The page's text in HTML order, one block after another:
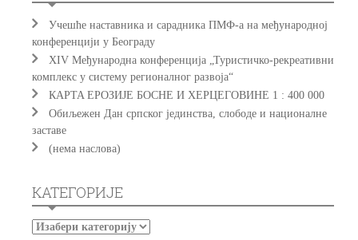
Учешће наставника и сарадника ПМФ-а на међународној
конференцији у Београду
XIV Међународна конференција „Туристичко-рекреативни
комплекс у систему регионалног развоја“
КAРTA EРOЗИJE БOСНE И ХEРЦEГOВИНE 1 : 400 000
Обиљежен Дан српског јединства, слободе и националне
заставе
(нема наслова)
КАТЕГОРИЈЕ